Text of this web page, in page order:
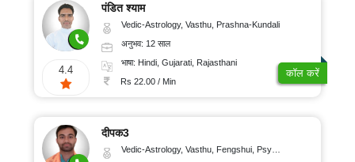
4.4
पंडित श्याम
Vedic-Astrology, Vasthu, Prashna-Kundali
अनुभव: 12 साल
भाषा: Hindi, Gujarati, Rajasthani
Rs 22.00 / Min
कॉल करें
दीपक3
Vedic-Astrology, Vasthu, Fengshui, Psychology, Medical-Astrology